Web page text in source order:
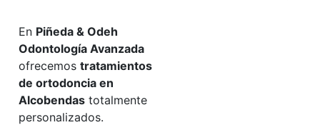
En Piñeda & Odeh
Odontología Avanzada
ofrecemos tratamientos
de ortodoncia en
Alcobendas totalmente
personalizados.